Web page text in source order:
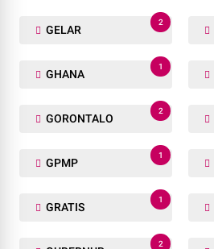
GELAR
2
GHANA
1
GORONTALO
2
GPMP
1
GRATIS
1
2